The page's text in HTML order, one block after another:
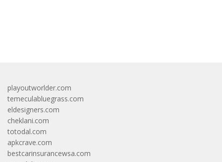
playoutworlder.com
temeculabluegrass.com
eldesigners.com
cheklani.com
totodal.com
apkcrave.com
bestcarinsurancewsa.com